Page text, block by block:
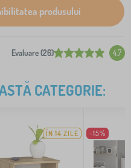
produsului
Evaluare (26) 4.7
CATEGORIE:
ÎN 14 ZILE -15%